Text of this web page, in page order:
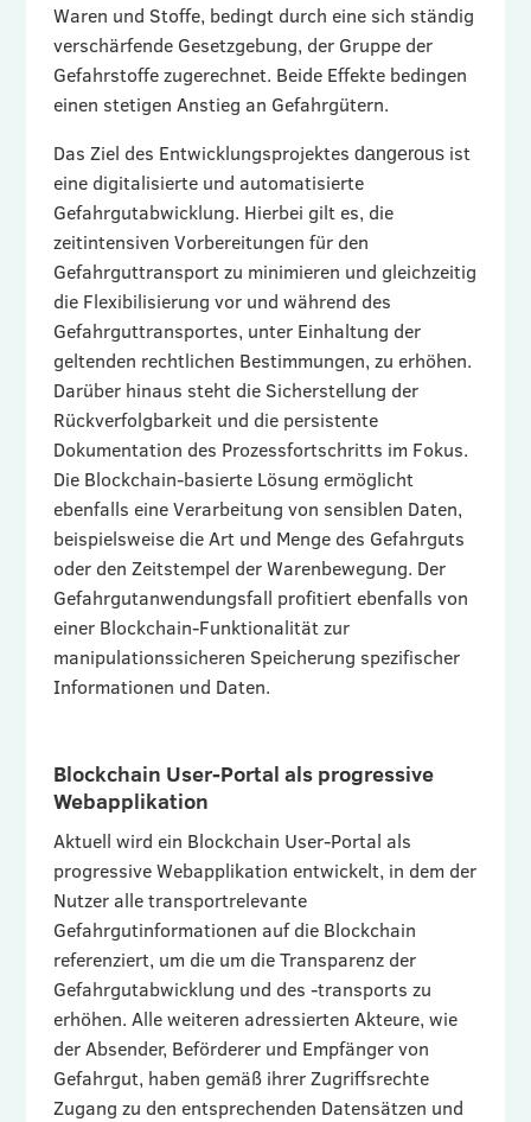
Waren und Stoffe, bedingt durch eine sich ständig
verschärfende Gesetzgebung, der Gruppe der
Gefahrstoffe zugerechnet. Beide Effekte bedingen
einen stetigen Anstieg an Gefahrgütern.
Das Ziel des Entwicklungsprojektes dangerousist
eine digitalisierte und automatisierte
Gefahrgutabwicklung. Hierbei gilt es, die
zeitintensiven Vorbereitungen für den
Gefahrguttransport zu minimieren und gleichzeitig
die Flexibilisierung vor und während des
Gefahrguttransportes, unter Einhaltung der
geltenden rechtlichen Bestimmungen, zu erhöhen.
Darüber hinaus steht die Sicherstellung der
Rückverfolgbarkeit und die persistente
Dokumentation des Prozessfortschritts im Fokus.
Die Blockchain-basierte Lösung ermöglicht
ebenfalls eine Verarbeitung von sensiblen Daten,
beispielsweise die Art und Menge des Gefahrguts
oder den Zeitstempel der Warenbewegung. Der
Gefahrgutanwendungsfall profitiert ebenfalls von
einer Blockchain-Funktionalität zur
manipulationssicheren Speicherung spezifischer
Informationen und Daten.
Blockchain User-Portal als progressive
Webapplikation
Aktuell wird ein Blockchain User-Portal als
progressive Webapplikation entwickelt, in dem der
Nutzer alle transportrelevante
Gefahrgutinformationen auf die Blockchain
referenziert, um die um die Transparenz der
Gefahrgutabwicklung und des -transports zu
erhöhen. Alle weiteren adressierten Akteure, wie
der Absender, Beförderer und Empfänger von
Gefahrgut, haben gemäß ihrer Zugriffsrechte
Zugang zu den entsprechenden Datensätzen und